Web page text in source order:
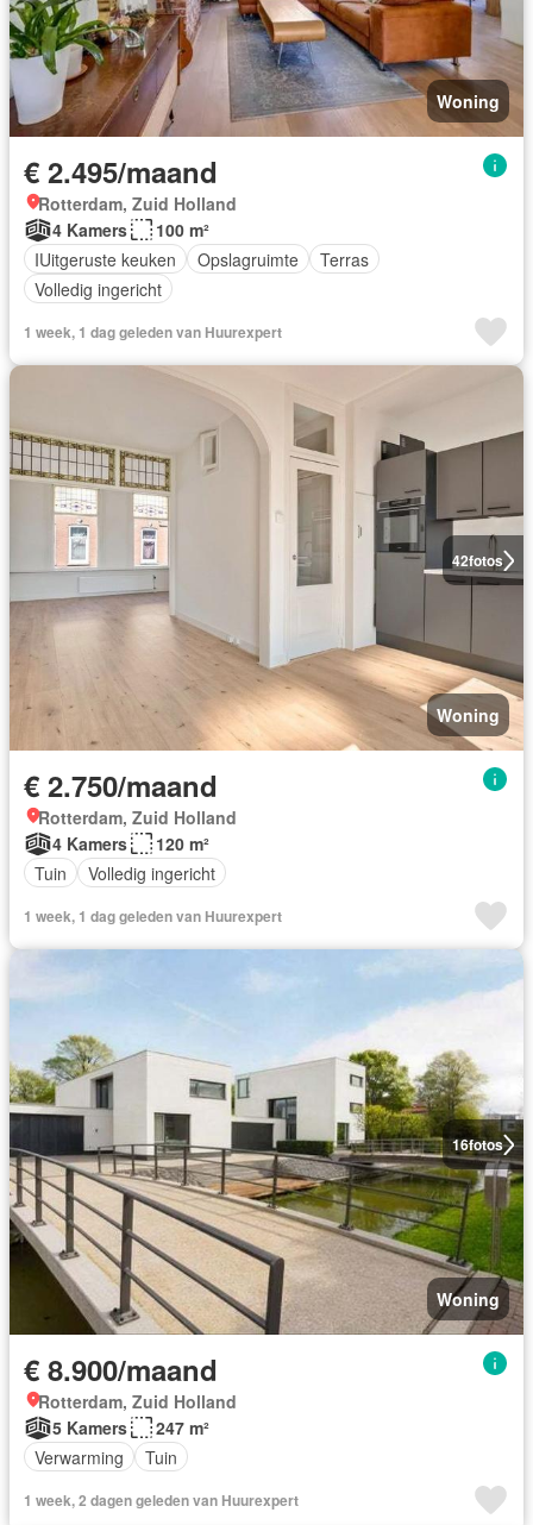
Woning
€ 2.495/maand
Rotterdam, Zuid Holland
4 Kamers
100 m²
IUitgeruste keuken
Opslagruimte
Terras
Volledig ingericht
1 week, 1 dag geleden van Huurexpert
42fotos
Woning
€ 2.750/maand
Rotterdam, Zuid Holland
4 Kamers
120 m²
Tuin
Volledig ingericht
1 week, 1 dag geleden van Huurexpert
16fotos
Woning
€ 8.900/maand
Rotterdam, Zuid Holland
5 Kamers
247 m²
Verwarming
Tuin
1 week, 2 dagen geleden van Huurexpert